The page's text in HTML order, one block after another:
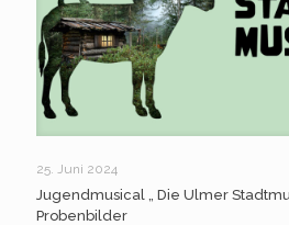
25. Juni 2024
Jugendmusical „ Die Ulmer
Probenbilder